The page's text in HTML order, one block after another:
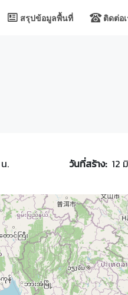
สรุปข้อมูลพื้นที่ ติดต่อ
. วันที่สร้าง: 12